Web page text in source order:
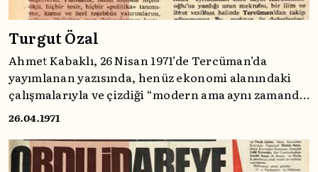
Turgut Özal
Ahmet Kabaklı, 26 Nisan 1971’de Tercüman’da
yayımlanan yazısında, henüz ekonomi alanındaki
çalışmalarıyla ve çizdiği “modern ama aynı zamanda
geleneksel kodlara bağlı” duruşuyla dikkat çeken
çalıştığı dönemdeki objektif araştırmalarından
bahsediyordu.
26.04.1971